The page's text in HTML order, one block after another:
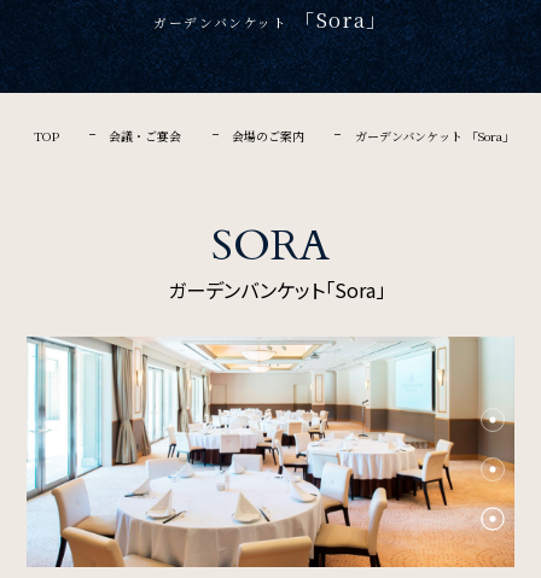
Rooms
ご宿泊
Banquet
会議・ご宴会
Wedding
ウエディング
Access
ガーデンバンケット「Sora」
TOP 会議・ご宴会 会場のご案内 ガーデンバンケット 「Sora」
SORA
ガーデンバンケット「Sora」